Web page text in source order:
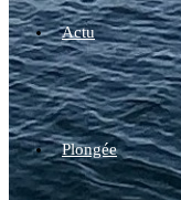
Actu
Plongée